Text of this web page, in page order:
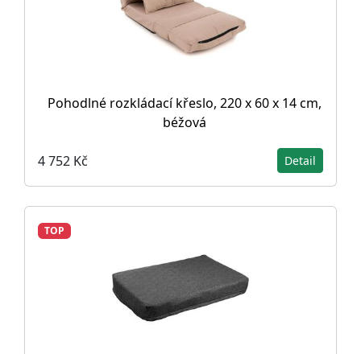
Pohodlné rozkládací křeslo, 220 x 60 x 14 cm,
béžová
4 752 Kč Detail
TOP